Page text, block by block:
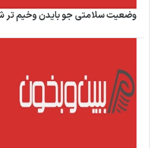
وضعیت سلامتی جو بایدن وخیم تر